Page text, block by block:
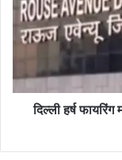
स्वीकृति
किया
मामले
में
बिहार
BJP
विधायक
दिल्ली हर्ष